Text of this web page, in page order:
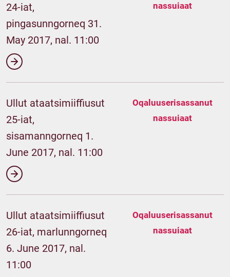
24-iat,
pingasunngorneq 31.
May 2017, nal. 11:00
nassuiaat
Ullut ataatsimiiffiusut
25-iat,
sisamanngorneq 1.
June 2017, nal. 11:00
Oqaluuserisassanut
nassuiaat
Ullut ataatsimiiffiusut
26-iat, marlunngorneq
6. June 2017, nal.
11:00
Oqaluuserisassanut
nassuiaat